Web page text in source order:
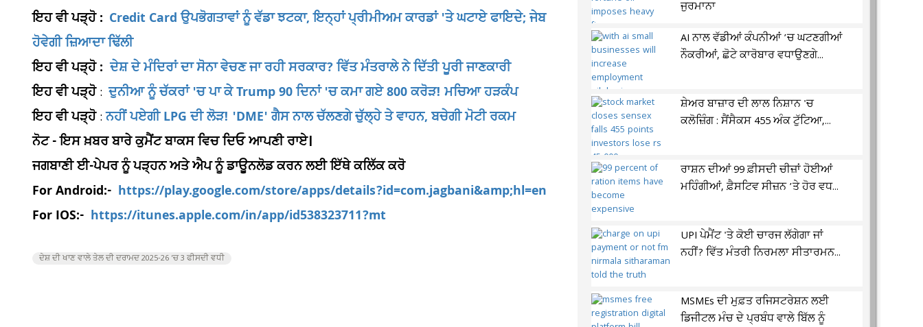
ਇਹ ਵੀ ਪੜ੍ਹੋ : Credit Card ਉਪਭੋਗਤਾਵਾਂ ਨੂੰ ਵੱਡਾ ਝਟਕਾ, ਇਨ੍ਹਾਂ ਪ੍ਰੀਮੀਅਮ ਕਾਰਡਾਂ 'ਤੇ ਘਟਾਏ ਫਾਇਦੇ; ਜੇਬ
ਹੋਵੇਗੀ ਜ਼ਿਆਦਾ ਢਿੱਲੀ
ਇਹ ਵੀ ਪੜ੍ਹੋ :ਦੇਸ਼ ਦੇ ਮੰਦਿਰਾਂ ਦਾ ਸੋਨਾ ਵੇਚਣ ਜਾ ਰਹੀ ਸਰਕਾਰ? ਵਿੱਤ ਮੰਤਰਾਲੇ ਨੇ ਦਿੱਤੀ ਪੂਰੀ ਜਾਣਕਾਰੀ
ਇਹ ਵੀ ਪੜ੍ਹੋ:ਦੁਨੀਆ ਨੂੰ ਚੱਕਰਾਂ 'ਚ ਪਾ ਕੇ Trump 90 ਦਿਨਾਂ 'ਚ ਕਮਾ ਗਏ 800 ਕਰੋੜ! ਮਚਿਆ ਹੜਕੰਪ
ਇਹ ਵੀ ਪੜ੍ਹੋ:ਨਹੀਂ ਪਏਗੀ LPG ਦੀ ਲੋੜ! 'DME' ਗੈਸ ਨਾਲ ਚੱਲਣਗੇ ਚੁੱਲ੍ਹੇ ਤੇ ਵਾਹਨ, ਬਚੇਗੀ ਮੋਟੀ ਰਕਮ
ਨੋਟ - ਇਸ ਖ਼ਬਰ ਬਾਰੇ ਕੁਮੈਂਟ ਬਾਕਸ ਵਿਚ ਦਿਓ ਆਪਣੀ ਰਾਏ।
ਜਗਬਾਣੀ ਈ-ਪੇਪਰ ਨੂੰ ਪੜ੍ਹਨ ਅਤੇ ਐਪ ਨੂੰ ਡਾਊਨਲੋਡ ਕਰਨ ਲਈ ਇੱਥੇ ਕਲਿੱਕ ਕਰੋ
For Android:- https://play.google.com/store/apps/details?id=com.jagbani&amp;hl=en
For IOS:- https://itunes.apple.com/in/app/id538323711?mt
ਦੇਸ਼ ਦੀ ਖਾਣ ਵਾਲੇ ਤੇਲ ਦੀ ਦਰਾਮਦ 2025-26 ’ਚ 3 ਫੀਸਦੀ ਵਧੀ
ਜੁਰਮਾਨਾ
AI ਨਾਲ ਵੱਡੀਆਂ ਕੰਪਨੀਆਂ ’ਚ ਘਟਣਗੀਆਂ
ਨੌਕਰੀਆਂ, ਛੋਟੇ ਕਾਰੋਬਾਰ ਵਧਾਉਣਗੇ...
ਸ਼ੇਅਰ ਬਾਜ਼ਾਰ ਦੀ ਲਾਲ ਨਿਸ਼ਾਨ 'ਚ
ਕਲੋਜ਼ਿੰਗ : ਸੈਂਸੈਕਸ 455 ਅੰਕ ਟੁੱਟਿਆ,...
ਰਾਸ਼ਨ ਦੀਆਂ 99 ਫ਼ੀਸਦੀ ਚੀਜ਼ਾਂ ਹੋਈਆਂ
ਮਹਿੰਗੀਆਂ, ਫ਼ੈਸਟਿਵ ਸੀਜ਼ਨ ’ਤੇ ਹੋਰ ਵਧ...
UPI ਪੇਮੈਂਟ 'ਤੇ ਕੋਈ ਚਾਰਜ ਲੱਗੇਗਾ ਜਾਂ
ਨਹੀਂ? ਵਿੱਤ ਮੰਤਰੀ ਨਿਰਮਲਾ ਸੀਤਾਰਮਨ...
MSMEs ਦੀ ਮੁਫ਼ਤ ਰਜਿਸਟਰੇਸ਼ਨ ਲਈ
ਡਿਜੀਟਲ ਮੰਚ ਦੇ ਪ੍ਰਬੰਧ ਵਾਲੇ ਬਿੱਲ ਨੂੰ